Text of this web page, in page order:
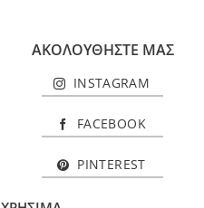
ΑΚΟΛΟΥΘΗΣΤΕ ΜΑΣ
INSTAGRAM
FACEBOOK
PINTEREST